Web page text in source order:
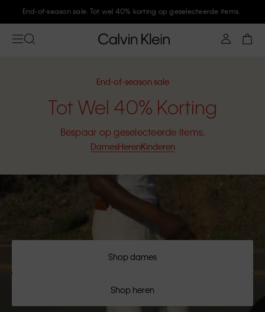
Meld je aan bij Calvin Klein en krijg 10% korting
End-of-season sale
Tot Wel 40% Korting
Bespaar op geselecteerde items.
DamesHerenKinderen
Shop dames
Shop heren